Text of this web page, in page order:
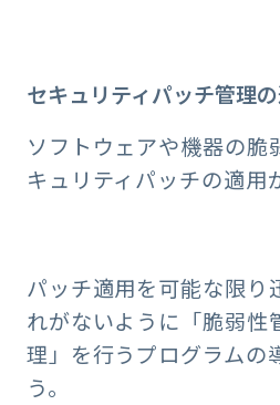
セキュリティパッチ管理
ソフトウェアや機器の脆
キュリティパッチの適用
パッチ適用を可能な限り
れがないように「脆弱性
理」を行うプログラムの
う。